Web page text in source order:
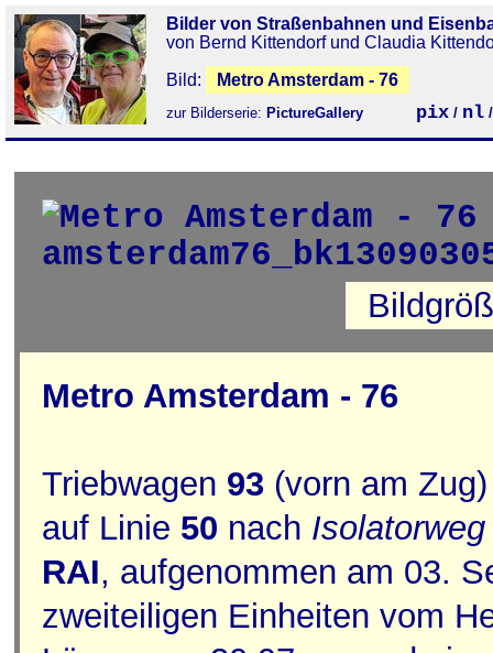
Bilder von Straßenbahnen und
von Bernd Kittendorf und Claudia
Bild:
Metro Amsterdam - 76
zur Bilderserie: PictureGallery pix / nl
Metro Amsterdam - 76
Triebwagen 93 (vorn am
auf Linie 50 nach Isolatorweg
RAI, aufgenommen am 03.
zweiteiligen Einheiten vom